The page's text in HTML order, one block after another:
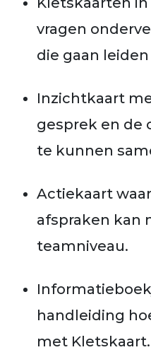
vragen
die gaan
Inzichtkaart
gesprek en de
te kunnen
Actiekaart
afspraken kan
teamniveau.
handleiding
met